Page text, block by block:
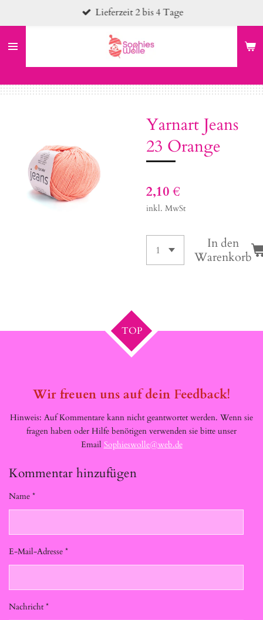
Hauptinhalt
springen
Lieferzeit 2 bis 4 Tage
Yarnart Jeans
23 Orange
2,10 €
inkl. MwSt
In den
Warenkorb
TOP
Wir freuen uns auf dein Feedback!
Hinweis: Auf Kommentare kann nicht geantwortet werden. Wenn sie
fragen haben oder Hilfe benötigen verwenden sie bitte unser
Email Sophieswolle@web.de
Kommentar hinzufügen
Name *
E-Mail-Adresse *
Nachricht *